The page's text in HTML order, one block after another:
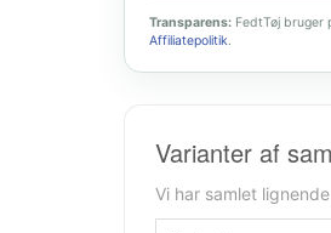
Transparens: FedtTøj bruger
Affiliatepolitik.
Varianter af
Vi har samlet